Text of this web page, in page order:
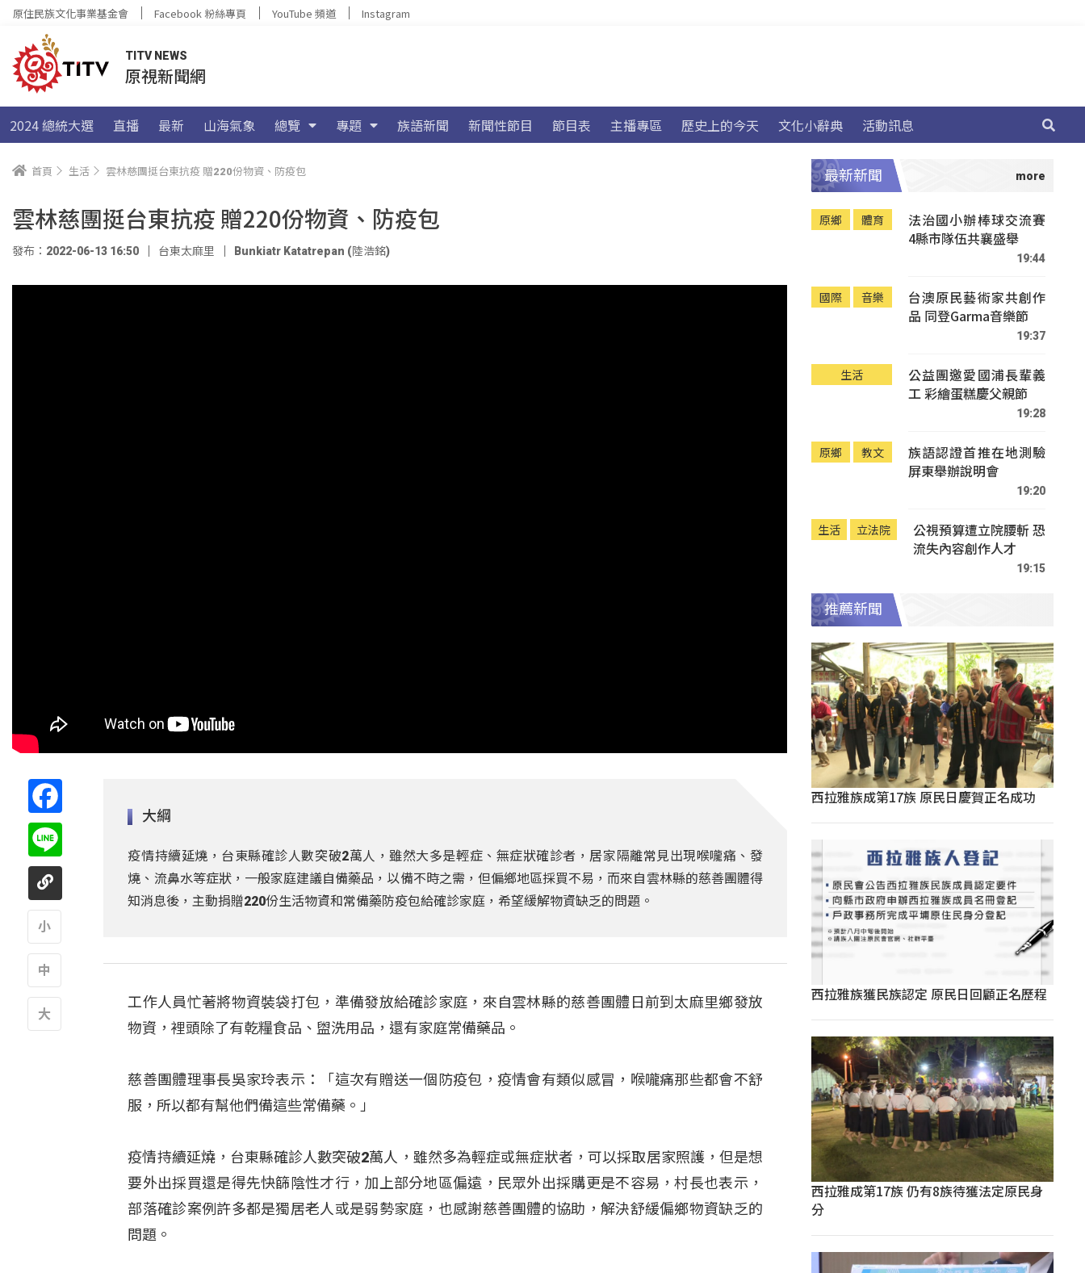
原住民族文化事業基金會 Facebook 粉絲專頁 YouTube 頻道 Instagram
TITV NEWS
原視新聞網
2024 總統大選 直播 最新 山海氣象 總覽 專題 族語新聞 新聞性節目 節目表 主播專區 歷史上的今天 文化小辭典 活動訊息
首頁 生活 雲林慈團挺台東抗疫 贈220份物資、防疫包
雲林慈團挺台東抗疫 贈220份物資、防疫包
發布：2022-06-13 16:50 台東太麻里 Bunkiatr Katatrepan (陸浩銘)
大綱
疫情持續延燒，台東縣確診人數突破2萬人，雖然大多是輕症、無症狀確診者，居家隔離常見出現喉嚨痛、發
燒、流鼻水等症狀，一般家庭建議自備藥品，以備不時之需，但偏鄉地區採買不易，而來自雲林縣的慈善團體得
知消息後，主動捐贈220份生活物資和常備藥防疫包給確診家庭，希望緩解物資缺乏的問題。
工作人員忙著將物資裝袋打包，準備發放給確診家庭，來自雲林縣的慈善團體日前到太麻里鄉發放
物資，裡頭除了有乾糧食品、盥洗用品，還有家庭常備藥品。
慈善團體理事長吳家玲表示：「這次有贈送一個防疫包，疫情會有類似感冒，喉嚨痛那些都會不舒
服，所以都有幫他們備這些常備藥。」
疫情持續延燒，台東縣確診人數突破2萬人，雖然多為輕症或無症狀者，可以採取居家照護，但是想
要外出採買還是得先快篩陰性才行，加上部分地區偏遠，民眾外出採購更是不容易，村長也表示，
部落確診案例許多都是獨居老人或是弱勢家庭，也感謝慈善團體的協助，解決舒緩偏鄉物資缺乏的
問題。
最新新聞
原鄉 體育
法治國小辦棒球交流賽
4縣市隊伍共襄盛舉
19:44
國際 音樂
台澳原民藝術家共創作
品 同登Garma音樂節
19:37
生活
公益團邀愛國浦長輩義
工 彩繪蛋糕慶父親節
19:28
原鄉 教文
族語認證首推在地測驗
屏東舉辦說明會
19:20
生活 立法院
公視預算遭立院腰斬 恐
流失內容創作人才
19:15
推薦新聞
西拉雅族成第17族 原民日慶賀正名成功
西拉雅族獲民族認定 原民日回顧正名歷程
西拉雅成第17族 仍有8族待獲法定原民身
分